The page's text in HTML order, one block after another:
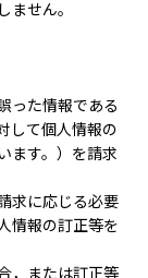
ません。
った情報である
して個人情報の
ます。）を請求
求に応じる必要
情報の訂正等を
，または訂正等